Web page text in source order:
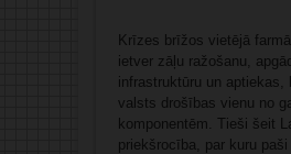
Krīzes brīžos vietējā
ietver zāļu ražošanu,
infrastruktūru un aptiekas,
valsts drošības vienu no
komponentēm. Tieši šeit
priekšrocība, par kuru paši